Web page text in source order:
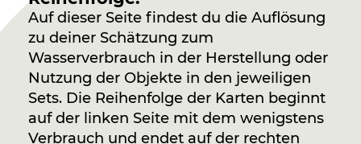
Auf dieser Seite findest du die Auflösung
zu deiner Schätzung zum
Wasserverbrauch in der Herstellung oder
Nutzung der Objekte in den jeweiligen
Sets. Die Reihenfolge der Karten beginnt
auf der linken Seite mit dem wenigstens
Verbrauch und endet auf der rechten